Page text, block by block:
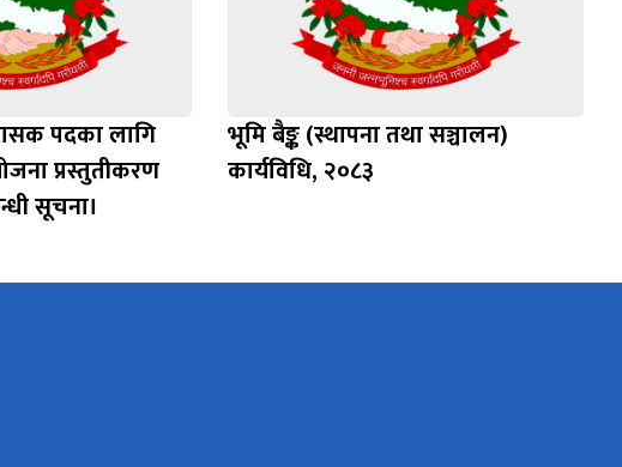
पदका लागि
प्रस्तुतीकरण
सूचना।
भूमि बैङ्क (स्थापना तथा सञ्चालन)
कार्यविधि, २०८३